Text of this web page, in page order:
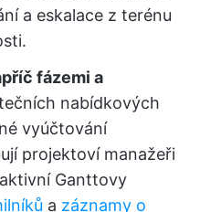
a eskalace z terénu
fázemi a
nabídkových
vyúčtování
projektoví manažeři
Ganttovy
a záznamy o